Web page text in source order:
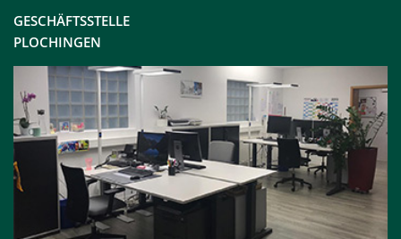
GESCHÄFTSSTELLE
PLOCHINGEN